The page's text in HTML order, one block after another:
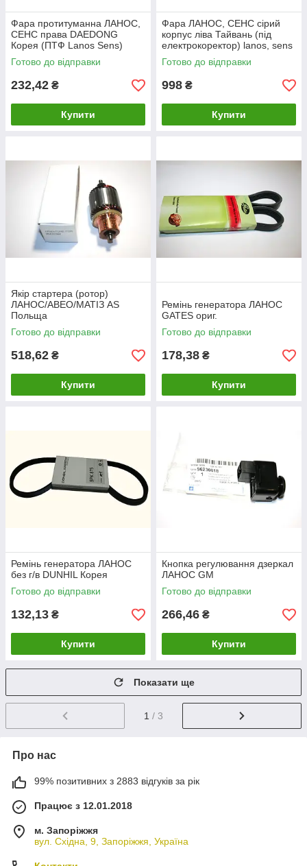
Фара протитуманна ЛАНОС,
СЕНС права DAEDONG
Корея (ПТФ Lanos Sens)
Готово до відправки
232,42 ₴
Купити
Фара ЛАНОС, СЕНС сірий
корпус ліва Тайвань (під
електрокоректор) lanos, sens
Готово до відправки
998 ₴
Купити
Якір стартера (ротор)
ЛАНОС/АВЕО/МАТІЗ AS
Польща
Готово до відправки
518,62 ₴
Купити
Ремінь генератора ЛАНОС
GATES ориг.
Готово до відправки
178,38 ₴
Купити
Ремінь генератора ЛАНОС
без г/в DUNHIL Корея
Готово до відправки
132,13 ₴
Купити
Кнопка регулювання дзеркал
ЛАНОС GM
Готово до відправки
266,46 ₴
Купити
Показати ще
1 / 3
Про нас
99% позитивних з 2883 відгуків за рік
Працює з 12.01.2018
м. Запоріжжя
вул. Східна, 9, Запоріжжя, Україна